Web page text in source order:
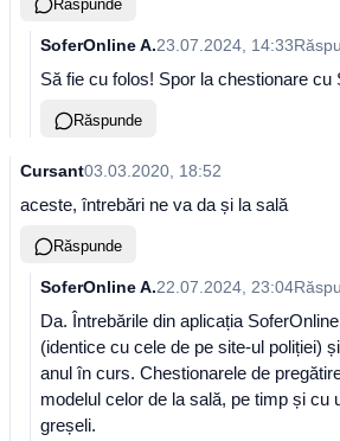
Răspunde
SoferOnline A.23.07.2024, 14:33
Să fie cu folos! Spor la chestionare cu
Răspunde
Cursant03.03.2020, 18:52
aceste, întrebări ne va da și la sală
Răspunde
SoferOnline A.22.07.2024, 23:04
Da. Întrebările din aplicația
(identice cu cele de pe site-ul poliției)
anul în curs. Chestionarele de
modelul celor de la sală, pe timp și cu
greșeli.